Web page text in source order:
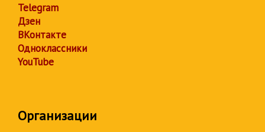
Telegram
Дзен
ВКонтакте
Одноклассники
YouTube
Организации